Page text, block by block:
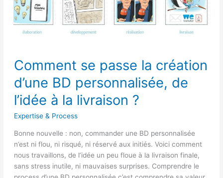
Comment se passe la création
d’une BD personnalisée, de
l’idée à la livraison ?
Expertise & Process
Bonne nouvelle : non, commander une BD personnalisée
n’est ni flou, ni risqué, ni réservé aux initiés. Voici comment
nous travaillons, de l’idée un peu floue à la livraison finale,
sans stress inutile, ni mauvaises surprises. Comprendre le
se
passe
la
création
d’une
BD